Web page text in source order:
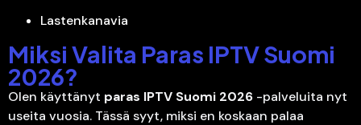
Lastenkanavia
Miksi Valita Paras IPTV Suomi
2026?
Olen käyttänyt paras IPTV Suomi 2026 -palveluita nyt
useita vuosia. Tässä syyt, miksi en koskaan palaa